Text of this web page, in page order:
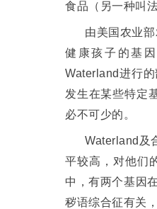
食品（另一种叫
由美国农业
健康孩子的基
Waterland进行
发生在某些特定
必不可少的。
Waterland 及
平较高，对他们
中，有两个基因
秽语综合征有关